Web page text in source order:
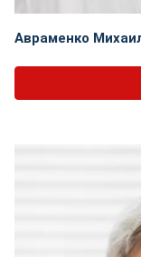
Авраменко